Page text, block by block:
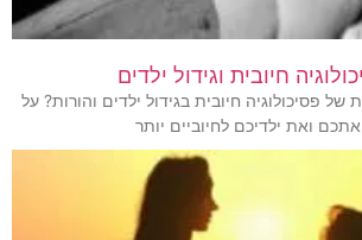
חיובית וגידול ילדים
של פסיכולוגיה חיובית בגידול ילדים והורות? על
ואת ילדיכם לחיוביים יותר